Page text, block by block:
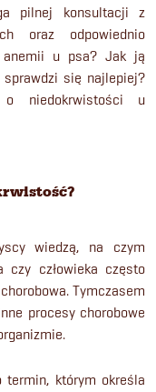
pilnej konsultacji z
oraz odpowiednio
anemii u psa? Jak ją
się najlepiej?
niedokrwistości u
wiedzą, na czym
czy człowieka często
Tymczasem
procesy chorobowe
termin, którym określa